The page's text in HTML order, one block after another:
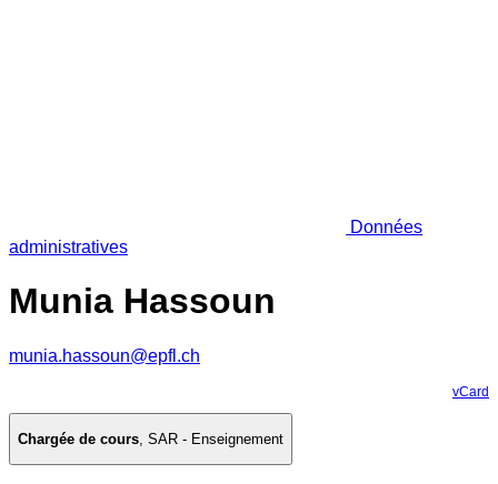
Données
administratives
Munia Hassoun
munia.hassoun@epfl.ch
vCard
Chargée de cours, SAR - Enseignement